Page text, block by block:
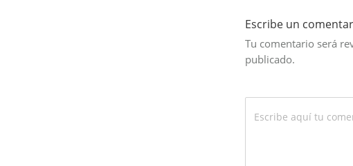
Escribe un
Tu comentario será
publicado.